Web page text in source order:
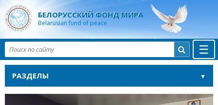
БЕЛОРУССКИЙ ФОНД МИРА
Belarusian fund of peace
☰

РАЗДЕЛЫ